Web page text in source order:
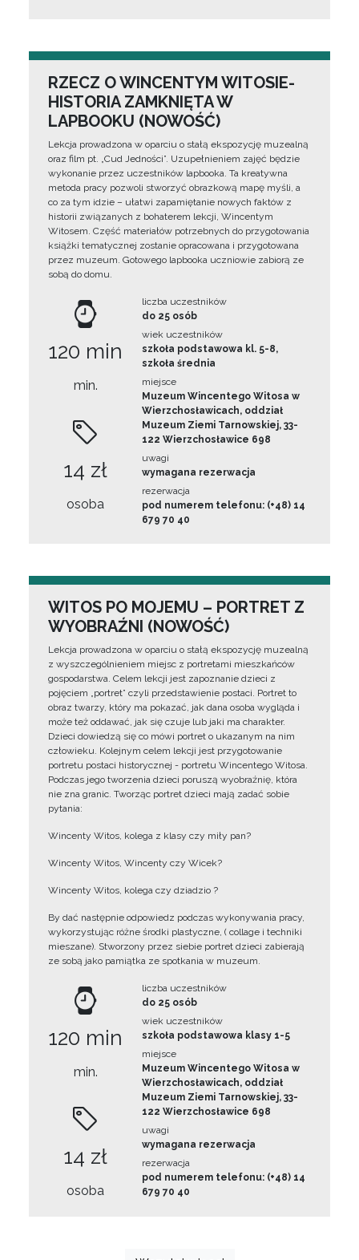
RZECZ O WINCENTYM WITOSIE-
HISTORIA ZAMKNIĘTA W
LAPBOOKU (NOWOŚĆ)
Lekcja prowadzona w oparciu o stałą ekspozycję muzealną
oraz film pt. „Cud Jedności”. Uzupełnieniem zajęć będzie
wykonanie przez uczestników lapbooka. Ta kreatywna
metoda pracy pozwoli stworzyć obrazkową mapę myśli, a
co za tym idzie – ułatwi zapamiętanie nowych faktów z
historii związanych z bohaterem lekcji, Wincentym
Witosem. Część materiałów potrzebnych do przygotowania
książki tematycznej zostanie opracowana i przygotowana
przez muzeum. Gotowego lapbooka uczniowie zabiorą ze
sobą do domu.
120 min
min.
14 zł
osoba
liczba uczestników
do 25 osób
wiek uczestników
szkoła podstawowa kl. 5-8,
szkoła średnia
miejsce
Muzeum Wincentego Witosa w
Wierzchosławicach, oddział
Muzeum Ziemi Tarnowskiej, 33-
122 Wierzchosławice 698
uwagi
wymagana rezerwacja
rezerwacja
pod numerem telefonu: (+48) 14
679 70 40
WITOS PO MOJEMU – PORTRET Z
WYOBRAŹNI (NOWOŚĆ)
Lekcja prowadzona w oparciu o stałą ekspozycję muzealną
z wyszczególnieniem miejsc z portretami mieszkańców
gospodarstwa. Celem lekcji jest zapoznanie dzieci z
pojęciem „portret” czyli przedstawienie postaci. Portret to
obraz twarzy, który ma pokazać, jak dana osoba wygląda i
może też oddawać, jak się czuje lub jaki ma charakter.
Dzieci dowiedzą się co mówi portret o ukazanym na nim
człowieku. Kolejnym celem lekcji jest przygotowanie
portretu postaci historycznej - portretu Wincentego Witosa.
Podczas jego tworzenia dzieci poruszą wyobraźnię, która
nie zna granic. Tworząc portret dzieci mają zadać sobie
pytania:
Wincenty Witos, kolega z klasy czy miły pan?
Wincenty Witos, Wincenty czy Wicek?
Wincenty Witos, kolega czy dziadzio ?
By dać następnie odpowiedz podczas wykonywania pracy,
wykorzystując różne środki plastyczne, ( collage i techniki
mieszane). Stworzony przez siebie portret dzieci zabierają
ze sobą jako pamiątka ze spotkania w muzeum.
120 min
min.
14 zł
osoba
liczba uczestników
do 25 osób
wiek uczestników
szkoła podstawowa klasy 1-5
miejsce
Muzeum Wincentego Witosa w
Wierzchosławicach, oddział
Muzeum Ziemi Tarnowskiej, 33-
122 Wierzchosławice 698
uwagi
wymagana rezerwacja
rezerwacja
pod numerem telefonu: (+48) 14
679 70 40